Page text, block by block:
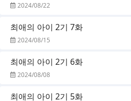
2024/08/22
최애의 아이 2기 7화
2024/08/15
최애의 아이 2기 6화
2024/08/08
최애의 아이 2기 5화